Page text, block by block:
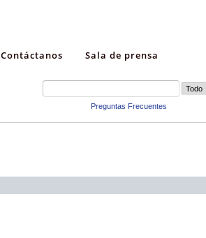
Contáctanos Sala de prensa
Preguntas Frecuentes